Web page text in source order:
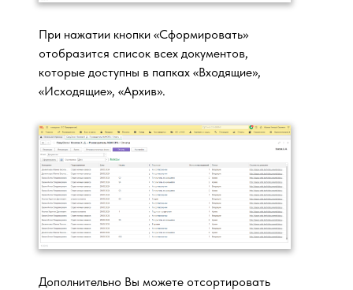
При нажатии кнопки «Сформировать»
отобразится список всех документов,
которые доступны в папках «Входящие»,
«Исходящие», «Архив».
Дополнительно Вы можете отсортировать